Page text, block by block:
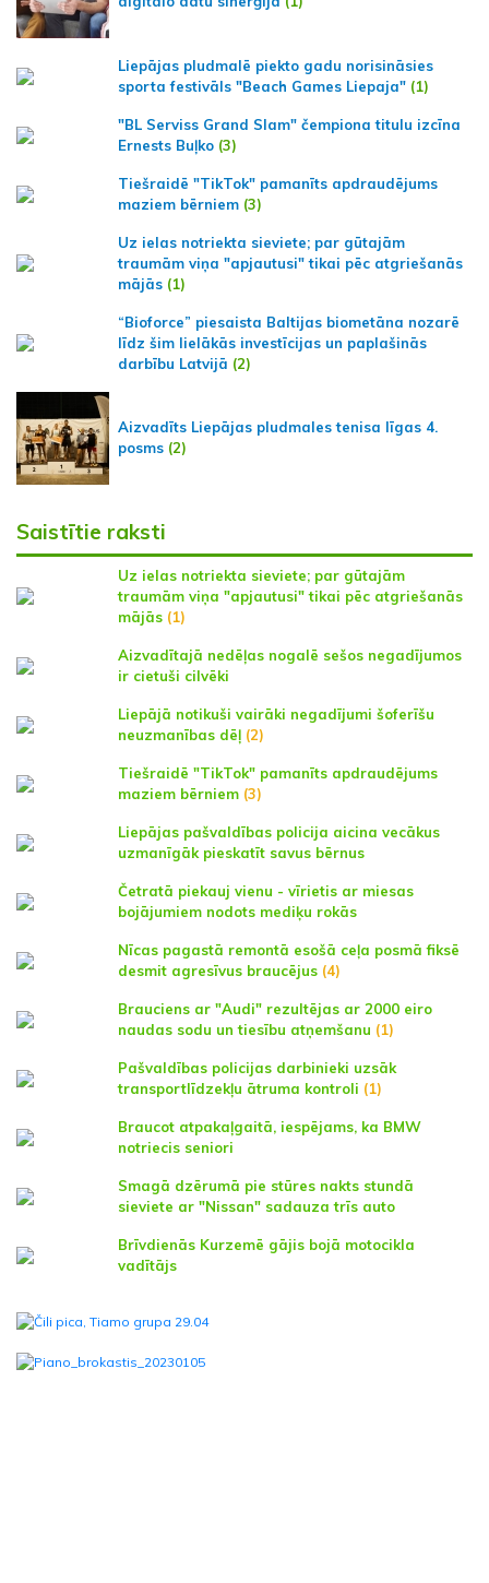
Liepājas pludmalē piekto gadu norisināsies
sporta festivāls "Beach Games Liepaja" (1)
"BL Serviss Grand Slam" čempiona titulu izcīna
Ernests Buļko (3)
Tiešraidē "TikTok" pamanīts apdraudējums
maziem bērniem (3)
Uz ielas notriekta sieviete; par gūtajām
traumām viņa "apjautusi" tikai pēc atgriešanās
mājās (1)
“Bioforce” piesaista Baltijas biometāna nozarē
līdz šim lielākās investīcijas un paplašinās
darbību Latvijā (2)
Aizvadīts Liepājas pludmales tenisa līgas 4.
posms (2)
Saistītie raksti
Uz ielas notriekta sieviete; par gūtajām
traumām viņa "apjautusi" tikai pēc atgriešanās
mājās (1)
Aizvadītajā nedēļas nogalē sešos negadījumos
ir cietuši cilvēki
Liepājā notikuši vairāki negadījumi šoferīšu
neuzmanības dēļ (2)
Tiešraidē "TikTok" pamanīts apdraudējums
maziem bērniem (3)
Liepājas pašvaldības policija aicina vecākus
uzmanīgāk pieskatīt savus bērnus
Četratā piekauj vienu - vīrietis ar miesas
bojājumiem nodots mediķu rokās
Nīcas pagastā remontā esošā ceļa posmā fiksē
desmit agresīvus braucējus (4)
Brauciens ar "Audi" rezultējas ar 2000 eiro
naudas sodu un tiesību atņemšanu (1)
Pašvaldības policijas darbinieki uzsāk
transportlīdzekļu ātruma kontroli (1)
Braucot atpakaļgaitā, iespējams, ka BMW
notriecis seniori
Smagā dzērumā pie stūres nakts stundā
sieviete ar "Nissan" sadauza trīs auto
Brīvdienās Kurzemē gājis bojā motocikla
vadītājs